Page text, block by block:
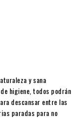
y sana
higiene, todos podrán
descansar entre las
paradas para no